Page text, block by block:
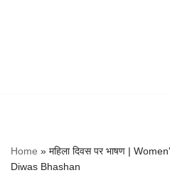
Home » महिला दिवस पर भाषण |
Diwas Bhashan